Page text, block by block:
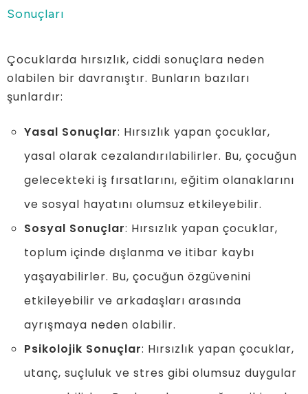
Sonuçları
Çocuklarda hırsızlık, ciddi sonuçlara neden
olabilen bir davranıştır. Bunların bazıları
şunlardır:
Yasal Sonuçlar: Hırsızlık yapan çocuklar,
yasal olarak cezalandırılabilirler. Bu, çocuğun
gelecekteki iş fırsatlarını, eğitim olanaklarını
ve sosyal hayatını olumsuz etkileyebilir.
Sosyal Sonuçlar: Hırsızlık yapan çocuklar,
toplum içinde dışlanma ve itibar kaybı
yaşayabilirler. Bu, çocuğun özgüvenini
etkileyebilir ve arkadaşları arasında
ayrışmaya neden olabilir.
Psikolojik Sonuçlar: Hırsızlık yapan çocuklar,
utanç, suçluluk ve stres gibi olumsuz duygular